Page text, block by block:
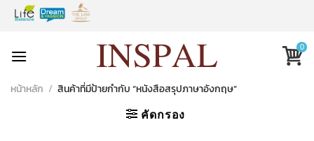
Skip
0
หน้าหลัก / สินค้าที่มีป้ายกำกับ “หนังสือสรุปภาษาอังกฤษ”
คัดกรอง